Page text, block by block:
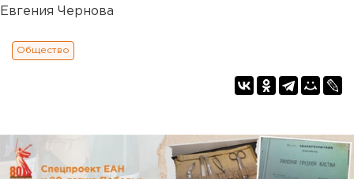
Евгения Чернова
Общество